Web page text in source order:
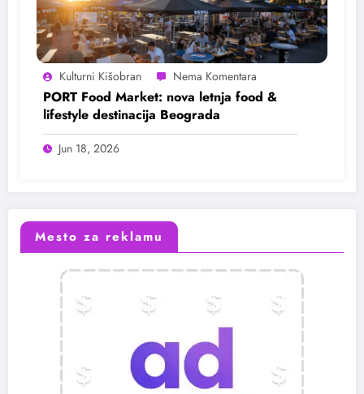
Kulturni Kišobran
PORT Food Market: nova letnja food &
lifestyle destinacija Beograda
Jun 18, 2026
Mesto za reklamu